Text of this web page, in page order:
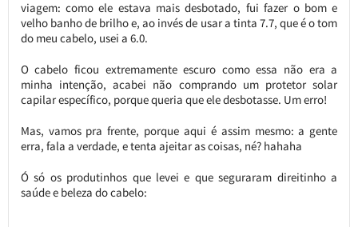
viagem: como ele estava mais desbotado, fui fazer o bom e
velho banho de brilho e, ao invés de usar a tinta 7.7, que é o tom
do meu cabelo, usei a 6.0.
O cabelo ficou extremamente escuro como essa não era a
minha intenção, acabei não comprando um protetor solar
capilar específico, porque queria que ele desbotasse. Um erro!
Mas, vamos pra frente, porque aqui é assim mesmo: a gente
erra, fala a verdade, e tenta ajeitar as coisas, né? hahaha
Ó só os produtinhos que levei e que seguraram direitinho a
saúde e beleza do cabelo: